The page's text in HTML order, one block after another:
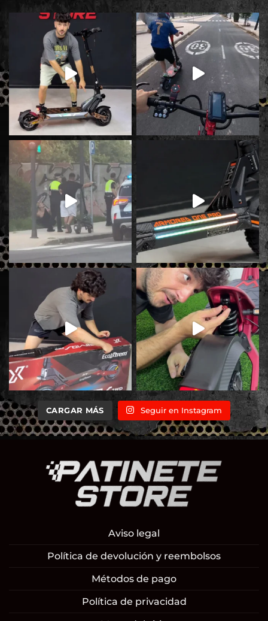
CARGAR MÁS Seguir en Instagram
Aviso legal
Política de devolución y reembolsos
Métodos de pago
Política de privacidad